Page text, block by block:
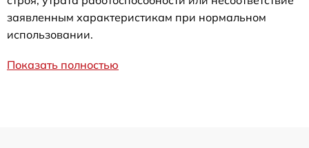
заявленным характеристикам при нормальном
использовании.
Показать полностью